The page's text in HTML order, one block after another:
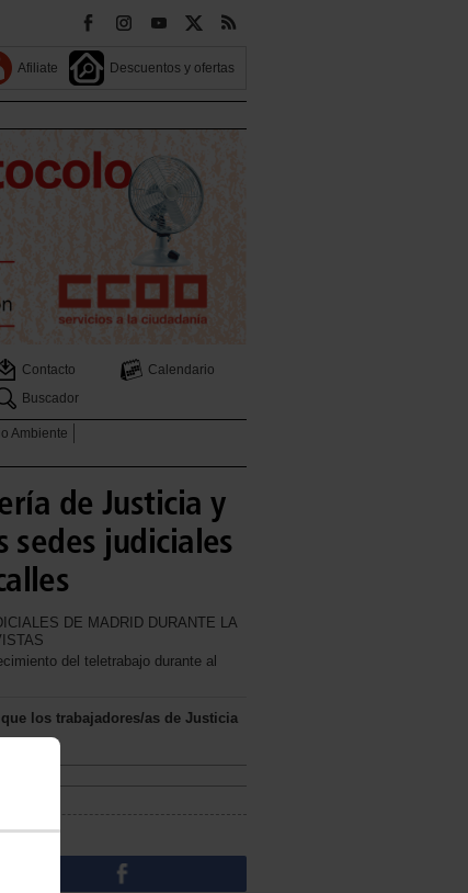
Afiliate Descuentos y ofertas
Contacto
Calendario
Buscador
Ambiente
de Justicia y
judiciales
DE MADRID DURANTE LA
del teletrabajo durante al
los trabajadores/as de Justicia